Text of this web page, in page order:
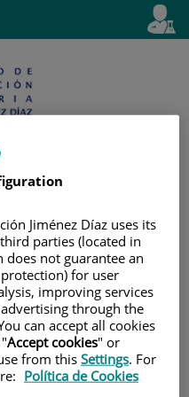
activo
es
Jiménez Díaz uses its
parties (located in
not guarantee an
for user
improving services
through the
can accept all cookies
Accept cookies" or
from thisSettings. For
Política de Cookies